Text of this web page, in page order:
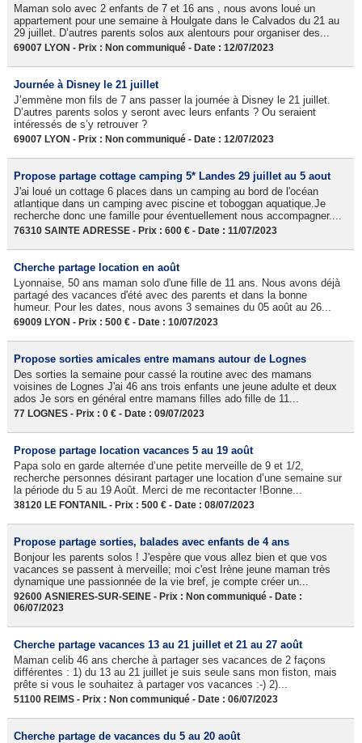
Maman solo avec 2 enfants de 7 et 16 ans , nous avons loué un
appartement pour une semaine à Houlgate dans le Calvados du 21 au
29 juillet. D’autres parents solos aux alentours pour organiser des...
69007 LYON - Prix : Non communiqué - Date : 12/07/2023
Journée à Disney le 21 juillet
J’emmène mon fils de 7 ans passer la journée à Disney le 21 juillet.
D’autres parents solos y seront avec leurs enfants ? Ou seraient
intéressés de s’y retrouver ?
69007 LYON - Prix : Non communiqué - Date : 12/07/2023
Propose partage cottage camping 5* Landes 29 juillet au 5 aout
J'ai loué un cottage 6 places dans un camping au bord de l'océan
atlantique dans un camping avec piscine et toboggan aquatique.Je
recherche donc une famille pour éventuellement nous accompagner....
76310 SAINTE ADRESSE - Prix : 600 € - Date : 11/07/2023
Cherche partage location en août
Lyonnaise, 50 ans maman solo d'une fille de 11 ans. Nous avons déjà
partagé des vacances d'été avec des parents et dans la bonne
humeur. Pour les dates, nous avons 3 semaines du 05 août au 26...
69009 LYON - Prix : 500 € - Date : 10/07/2023
Propose sorties amicales entre mamans autour de Lognes
Des sorties la semaine pour cassé la routine avec des mamans
voisines de Lognes J'ai 46 ans trois enfants une jeune adulte et deux
ados Je sors en général entre mamans filles ado fille de 11...
77 LOGNES - Prix : 0 € - Date : 09/07/2023
Propose partage location vacances 5 au 19 août
Papa solo en garde alternée d’une petite merveille de 9 et 1/2,
recherche personnes désirant partager une location d’une semaine sur
la période du 5 au 19 Août. Merci de me recontacter !Bonne...
38120 LE FONTANIL - Prix : 500 € - Date : 08/07/2023
Propose partage sorties, balades avec enfants de 4 ans
Bonjour les parents solos ! J'espère que vous allez bien et que vos
vacances se passent à merveille; moi c'est Irène jeune maman très
dynamique une passionnée de la vie bref, je compte créer un...
92600 ASNIERES-SUR-SEINE - Prix : Non communiqué - Date :
06/07/2023
Cherche partage vacances 13 au 21 juillet et 21 au 27 août
Maman celib 46 ans cherche à partager ses vacances de 2 façons
différentes : 1) du 13 au 21 juillet je suis seule sans mon fiston, mais
prête si vous le souhaitez à partager vos vacances :-) 2)...
51100 REIMS - Prix : Non communiqué - Date : 06/07/2023
Cherche partage de vacances du 5 au 20 août